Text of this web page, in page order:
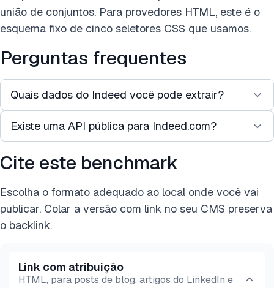
união de conjuntos. Para provedores HTML, este é o
esquema fixo de cinco seletores CSS que usamos.
Perguntas frequentes
Quais dados do Indeed você pode extrair?
Aqui estão alguns exemplos de dados de anúncios
de emprego que podem ser extraídos do Indeed:
Título da vaga
Nome da empresa
Localização(cidade, estado, às vezes indicador
remoto)
estimadas)
Existe uma API pública para Indeed.com?
Sim, o Indeed oferece APIs públicas oficiais. Para
parceiro do Indeed, configurar um aplicativo no
Console de Parceiros, obter credenciais e usar
OAuth para obter tokens de acesso. Veja como
Job Sync API (GraphQL):
de ATS (Sistema de Rastreamento de Candidatos)
Cite este benchmark
Escolha o formato adequado ao local onde você vai
publicar. Colar a versão com link no seu CMS preserva
o backlink.
Link com atribuição
HTML, para posts de blog, artigos do LinkedIn e